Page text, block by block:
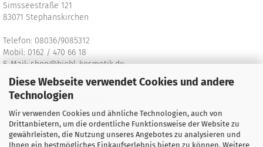
Diese Webseite verwendet Cookies und andere
Technologien
Wir verwenden Cookies und ähnliche Technologien, auch von
Drittanbietern, um die ordentliche Funktionsweise der Website zu
gewährleisten, die Nutzung unseres Angebotes zu analysieren und
Ihnen ein bestmögliches Einkaufserlebnis bieten zu können. Weitere
Simsseestraße 121
83071 Stephanskirchen
Telefon: 08036/9085312
Mobil: 0162 / 470 66 18
E-Mail:shop@hiebl-kosmetik.de
Angebote vom
Kosmetik- und Nagelstudio
Beauty & Wellness Uschi Hiebl
finden Sie unter:
www.hiebl-kosmetik.de